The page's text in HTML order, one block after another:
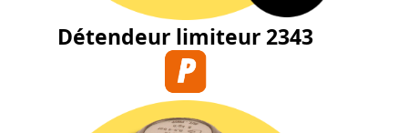
Détendeur limiteur 2343